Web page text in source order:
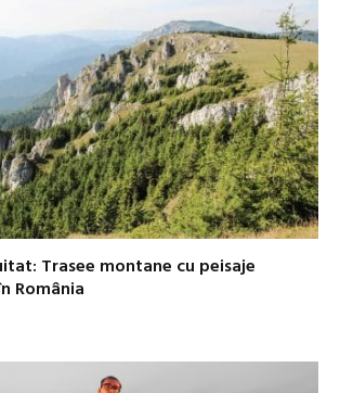
Trasee montane cu peisaje
România